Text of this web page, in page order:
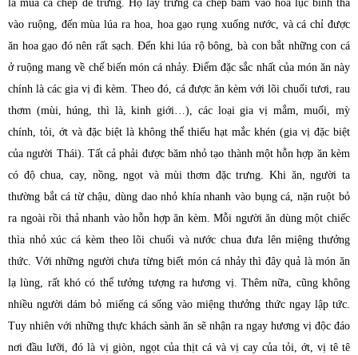
là mùa cá chép đẻ trứng. Họ lấy trứng cá chép bám vào hoa lục bình thả
vào ruộng, đến mùa lúa ra hoa, hoa gạo rụng xuống nước, và cá chỉ được
ăn hoa gạo đó nên rất sạch. Đến khi lúa rộ bông, bà con bắt những con cá
ở ruộng mang về chế biến món cá nhảy.Điểm đặc sắc nhất của món ăn này
chính là các gia vị đi kèm. Theo đó, cá được ăn kèm với lõi chuối tươi, rau
thơm (mùi, húng, thì là, kinh giới…), các loại gia vị mắm, muối, mỳ
chính, tỏi, ớt và đặc biệt là không thể thiếu hạt mắc khén (gia vị đặc biệt
của người Thái). Tất cả phải được băm nhỏ tạo thành một hỗn hợp ăn kèm
có độ chua, cay, nồng, ngọt và mùi thơm đặc trưng.Khi ăn, người ta
thường bắt cá từ chậu, dùng dao nhỏ khía nhanh vào bụng cá, nặn ruột bỏ
ra ngoài rồi thả nhanh vào hỗn hợp ăn kèm. Mỗi người ăn dùng một chiếc
thìa nhỏ xúc cá kèm theo lõi chuối và nước chua đưa lên miệng thưởng
thức. Với những người chưa từng biết món cá nhảy thì đây quả là món ăn
lạ lùng, rất khó có thể tưởng tượng ra hương vị. Thêm nữa, cũng không
nhiều người dám bỏ miếng cá sống vào miệng thưởng thức ngay lập tức.
Tuy nhiên với những thực khách sành ăn sẽ nhận ra ngay hương vị độc đáo
nơi đầu lưỡi, đó là vị giòn, ngọt của thịt cá và vị cay của tỏi, ớt, vị tê tê